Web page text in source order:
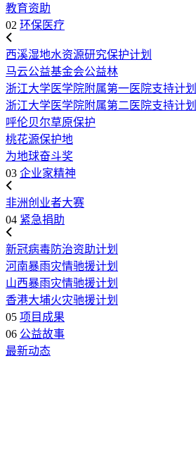
教育资助
02 环保医疗
西溪湿地水资源研究保护计划
马云公益基金会公益林
浙江大学医学院附属第一医院支持计划
浙江大学医学院附属第二医院支持计划
呼伦贝尔草原保护
桃花源保护地
为地球奋斗奖
03 企业家精神
非洲创业者大赛
04 紧急捐助
新冠病毒防治资助计划
河南暴雨灾情驰援计划
山西暴雨灾情驰援计划
香港大埔火灾驰援计划
05 项目成果
06 公益故事
最新动态